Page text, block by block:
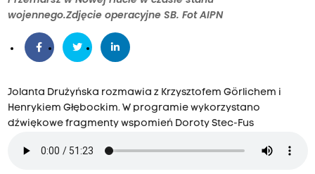
wojennego.Zdjęcie operacyjne SB. Fot AIPN
Jolanta Drużyńska rozmawia z Krzysztofem Görlichem i
Henrykiem Głębockim. W programie wykorzystano
dźwiękowe fragmenty wspomień Doroty Stec-Fus